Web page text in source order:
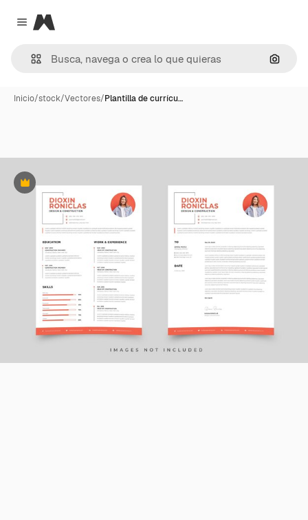
Close menu
Magnific
Inicio/stock/Vectores/Plantilla de currícu…
Premium